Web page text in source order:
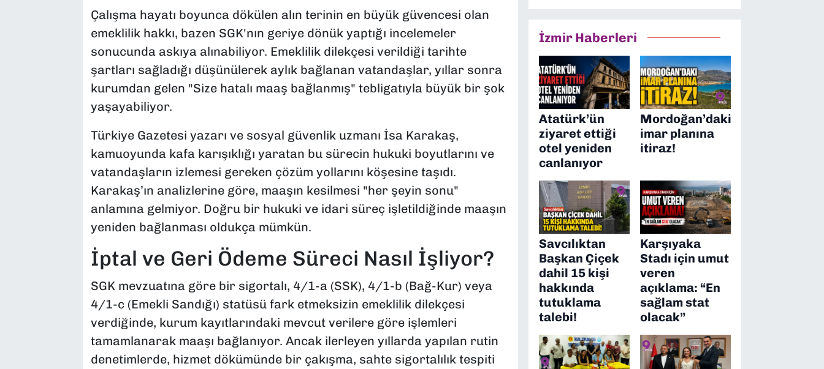
Çalışma hayatı boyunca dökülen alın terinin en büyük güvencesi olan
emeklilik hakkı, bazen SGK'nın geriye dönük yaptığı incelemeler
sonucunda askıya alınabiliyor. Emeklilik dilekçesi verildiği tarihte
şartları sağladığı düşünülerek aylık bağlanan vatandaşlar, yıllar sonra
kurumdan gelen "Size hatalı maaş bağlanmış" tebligatıyla büyük bir şok
yaşayabiliyor.
Türkiye Gazetesi yazarı ve sosyal güvenlik uzmanı İsa Karakaş,
kamuoyunda kafa karışıklığı yaratan bu sürecin hukuki boyutlarını ve
vatandaşların izlemesi gereken çözüm yollarını köşesine taşıdı.
Karakaş’ın analizlerine göre, maaşın kesilmesi "her şeyin sonu"
anlamına gelmiyor. Doğru bir hukuki ve idari süreç işletildiğinde maaşın
yeniden bağlanması oldukça mümkün.
İptal ve Geri Ödeme Süreci Nasıl İşliyor?
SGK mevzuatına göre bir sigortalı, 4/1-a (SSK), 4/1-b (Bağ-Kur) veya
4/1-c (Emekli Sandığı) statüsü fark etmeksizin emeklilik dilekçesi
verdiğinde, kurum kayıtlarındaki mevcut verilere göre işlemleri
tamamlanarak maaşı bağlanıyor. Ancak ilerleyen yıllarda yapılan rutin
denetimlerde, hizmet dökümünde bir çakışma, sahte sigortalılık tespiti
İzmir Haberleri
Atatürk’ün
ziyaret ettiği
otel yeniden
canlanıyor
Mordoğan’daki
imar planına
itiraz!
Savcılıktan
Başkan Çiçek
dahil 15 kişi
hakkında
tutuklama
talebi!
Karşıyaka
Stadı için umut
veren
açıklama: “En
sağlam stat
olacak”